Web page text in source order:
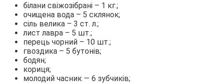
білани свіжозібрані – 1 кг.;
очищена вода – 5 склянок;
сіль велика – 3 ст. л.;
лист лавра – 5 шт.;
перець чорний – 10 шт.;
гвоздика – 5 бутонів;
бодян;
кориця;
молодий часник — 6 зубчиків;